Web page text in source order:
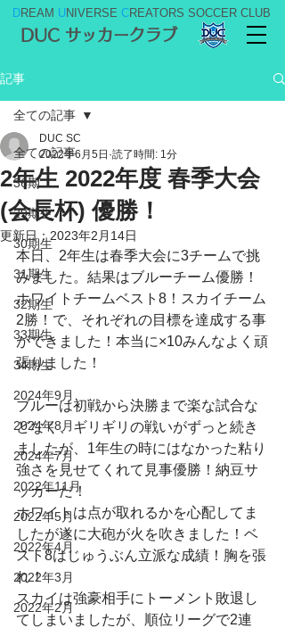
DREAM UNIVERSE CREATORS SOCCER CLUB
DUC サッカークラブ
記事
全ての記事
36期
29期生
30期生
31期生
32期生
33期生
34期生
2024年9月
2024年8月
2024年7月
2022年11月
2022年5月
2022年4月
2022年3月
2022年2月
全ての記事
2年生 2022年度 春季大会
(会長杯) 優勝！
DUC SC
2022年6月5日 読了時間: 1分
更新日： 2023年2月14日
本日、2年生は春季大会に3チームで挑
みました。結果はブルーチーム優勝！
ホワイトチームベスト8！スカイチーム
2勝！で、それぞれの目標を達成する事
ができました！本当に×10みんなよく頑
張りました！
ブルーは初戦から決勝まで楽な試合な
どなく、ギリギリの戦いがずっと続き
ましたが、1年生の時にはなかった粘り
強さを見せてくれて見事優勝！納豆サ
ッカーだ！
ホワイトは点が取れるかを心配してま
したが遂に大砲が火を吹きました！ベ
スト8はじゅうぶん立派な成績！胸を張
れ！
スカイは強豪相手にトーメント敗退し
てしまいましたが、順位リーグで2連